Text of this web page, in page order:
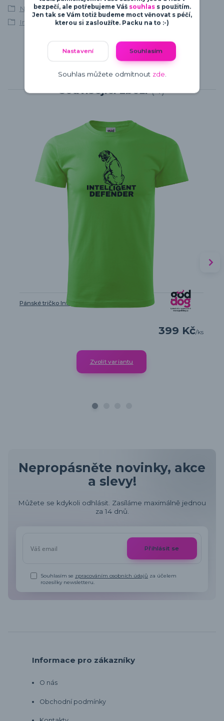
Německý boxer
Intelligent Defender
Související zboží 4
Pánské tričko Intelligent Defender
399 Kč/ks
Zvolit variantu
Nepropásněte novinky, akce
a slevy!
Můžete se kdykoli odhlásit. Zasíláme maximálně jednou
za 14 dnů.
Přihlásit se
Souhlasím se zpracováním osobních údajů za účelem
rozesílky newsletteru.
Informace pro zákazníky
O nás
Obchodní podmínky
bezpečí, ale potřebujeme Váš souhlass použitím.
Jen tak se Vám totiž budeme moct věnovat s péčí,
kterou si zasloužíte. Packu na to :-)
Nastavení Souhlasím
Souhlas můžete odmítnout zde.